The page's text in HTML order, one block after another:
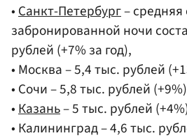
•Санкт-Петербург– средняя
забронированной ночи
рублей (+7% за год),
• Москва – 5,4 тыс. рублей
• Сочи – 5,8 тыс. рублей
•Казань– 5 тыс. рублей
• Калининград – 4,6 тыс.